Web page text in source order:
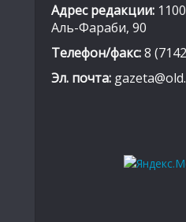
Адрес редакции:
Аль-Фараби, 90
Телефон/факс:8
Эл. почта: